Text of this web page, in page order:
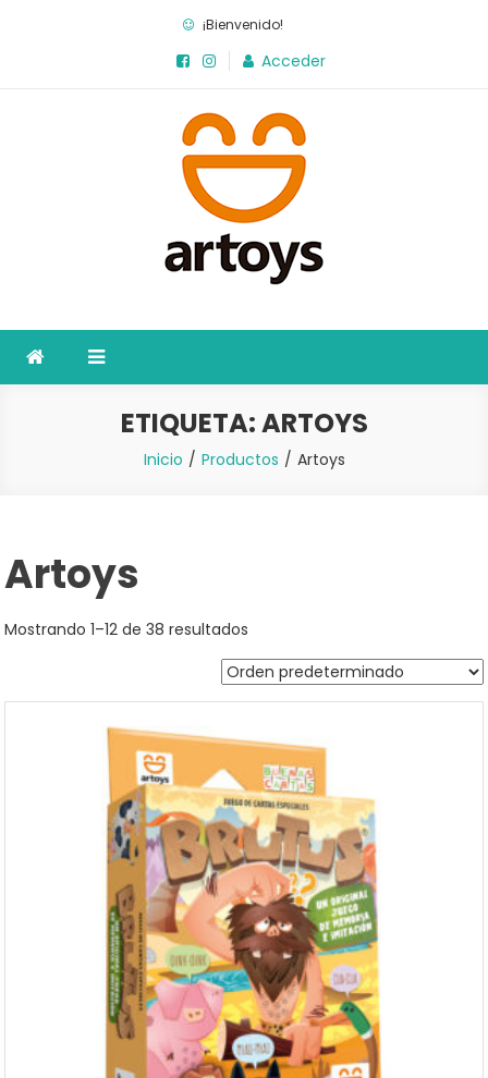
¡Bienvenido!
Acceder
ETIQUETA:ARTOYS
Inicio Productos Artoys
Artoys
Mostrando 1–12 de 38 resultados